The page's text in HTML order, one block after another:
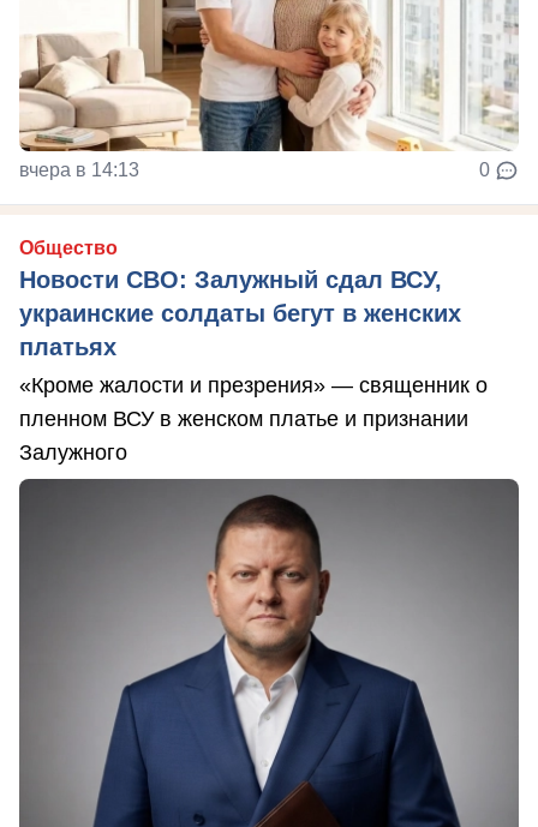
вчера в 14:13 0
Общество
Новости СВО: Залужный сдал ВСУ,
украинские солдаты бегут в женских
платьях
«Кроме жалости и презрения» — священник о
пленном ВСУ в женском платье и признании
Залужного